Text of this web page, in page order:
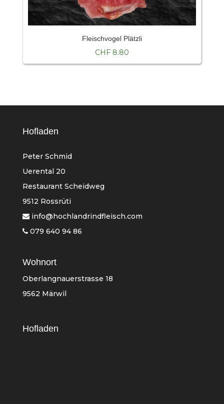
Fleischvogel Plätzli
CHF 8.80
Hofladen
Peter Schmid
Uerental 20
Restaurant Scheidweg
9512 Rossrüti
info@hochlandrindfleisch.com
079 640 94 86
Wohnort
Oberlangnauerstrasse 18
9562 Märwil
Hofladen